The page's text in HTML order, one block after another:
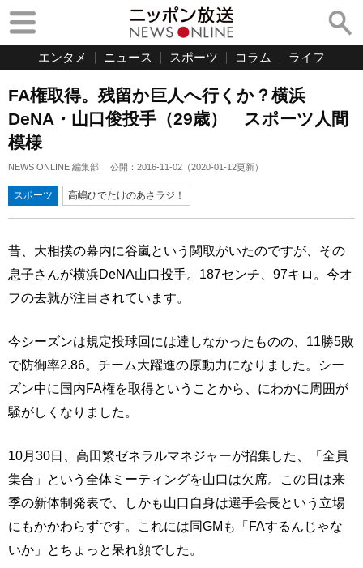
エンタメ ニュース スポーツ コラム ライフ
FA権取得。残留か巨人へ行くか？横浜
DeNA・山口俊投手（29歳） スポーツ人間
模様
NEWS ONLINE 編集部 公開： 2016-11-02 （2020-01-12更新）
スポーツ 高嶋ひでたけのあさラジ！
昔、大相撲の幕内に谷嵐という関取がいたのですが、その
息子さんが横浜DeNA山口投手。187センチ、97キロ。今オ
フの去就が注目されています。
今シーズンは規定投球回には達しなかったものの、11勝5敗
で防御率2.86。チーム大躍進の原動力になりました。シー
ズン中に国内FA権を取得ということから、にわかに周囲が
騒がしくなりました。
10月30日、高田繁ゼネラルマネジャーが招集した、「全員
集合」という全体ミーティングを山口は欠席。この日は来
季の新体制発表で、しかも山口自身は選手会長という立場
にもかかわらずです。これには同GMも「FAするんじゃな
いか」とちょっと呆れ顔でした。